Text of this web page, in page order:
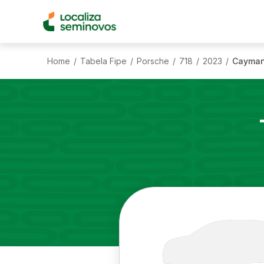
Home / Tabela Fipe / Porsche / 718 / 2023 /